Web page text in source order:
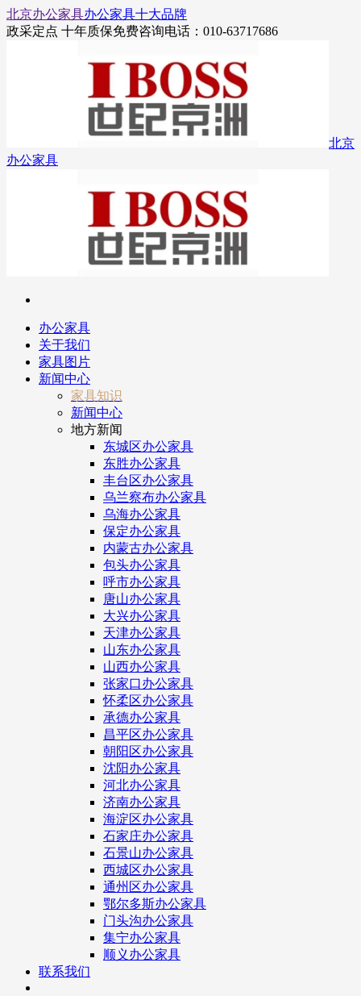
北京办公家具办公家具十大品牌
政采定点 十年质保免费咨询电话：010-63717686
北京
办公家具
办公家具
关于我们
家具图片
新闻中心
家具知识
新闻中心
地方新闻
东城区办公家具
东胜办公家具
丰台区办公家具
乌兰察布办公家具
乌海办公家具
保定办公家具
内蒙古办公家具
包头办公家具
呼市办公家具
唐山办公家具
大兴办公家具
天津办公家具
山东办公家具
山西办公家具
张家口办公家具
怀柔区办公家具
承德办公家具
昌平区办公家具
朝阳区办公家具
沈阳办公家具
河北办公家具
济南办公家具
海淀区办公家具
石家庄办公家具
石景山办公家具
西城区办公家具
通州区办公家具
鄂尔多斯办公家具
门头沟办公家具
集宁办公家具
顺义办公家具
联系我们